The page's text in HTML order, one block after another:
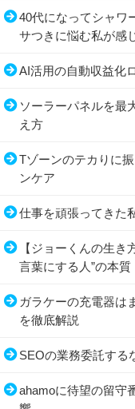
40代になってシャワ
サつきに悩む私が感
AI活用の自動収益化
ソーラーパネルを最
え方
Tゾーンのテカりに
ンケア
仕事を頑張ってきた
【ジョーくんの生き
言葉にする人”の本質
ガラケーの充電器は
を徹底解説
SEOの業務委託する
ahamoに待望の留守